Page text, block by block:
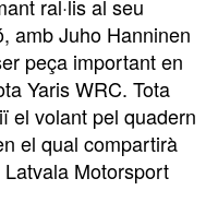
ral·lis al seu
amb Juho Hanninen
peça important en
Yaris WRC. Tota
el volant pel quadern
el qual compartirà
Motorsport